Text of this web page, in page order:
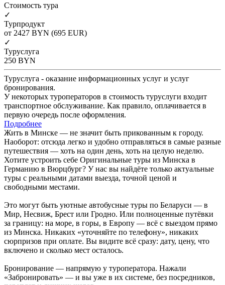
Cтоимость тура
✓
Турпродукт
от 2427 BYN (695 EUR)
✓
Туруслуга
250 BYN
Туруслуга - оказание информационных услуг и услуг
бронирования.
У некоторых туроператоров в стоимость туруслуги входит
транспортное обслуживание. Как правило, оплачивается в
первую очередь после оформления.
Подробнее
Жить в Минске — не значит быть прикованным к городу.
Наоборот: отсюда легко и удобно отправляться в самые разные
путешествия — хоть на один день, хоть на целую неделю.
Хотите устроить себе Оригинальные туры из Минска в
Германию в Вюрцбург? У нас вы найдёте только актуальные
туры с реальными датами выезда, точной ценой и
свободными местами.
Это могут быть уютные автобусные туры по Беларуси — в
Мир, Несвиж, Брест или Гродно. Или полноценные путёвки
за границу: на море, в горы, в Европу — всё с выездом прямо
из Минска. Никаких «уточняйте по телефону», никаких
сюрпризов при оплате. Вы видите всё сразу: дату, цену, что
включено и сколько мест осталось.
Бронирование — напрямую у туроператора. Нажали
«Забронировать» — и вы уже в их системе, без посредников,